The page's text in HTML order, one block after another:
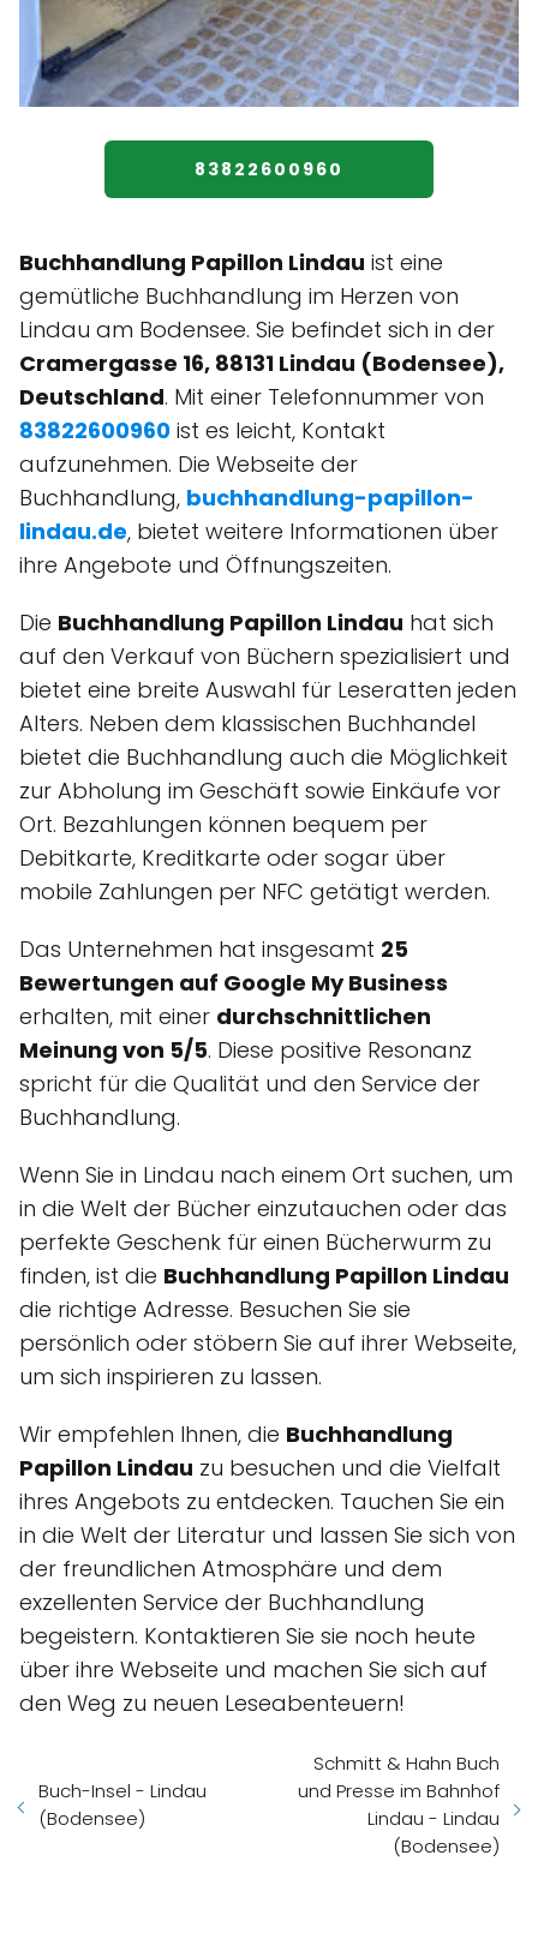
83822600960
Buchhandlung Papillon Lindau ist eine
gemütliche Buchhandlung im Herzen von
Lindau am Bodensee. Sie befindet sich in der
Cramergasse 16, 88131 Lindau (Bodensee),
Deutschland. Mit einer Telefonnummer von
83822600960 ist es leicht, Kontakt
aufzunehmen. Die Webseite der
Buchhandlung, buchhandlung-papillon-
lindau.de, bietet weitere Informationen über
ihre Angebote und Öffnungszeiten.
Die Buchhandlung Papillon Lindau hat sich
auf den Verkauf von Büchern spezialisiert und
bietet eine breite Auswahl für Leseratten jeden
Alters. Neben dem klassischen Buchhandel
bietet die Buchhandlung auch die Möglichkeit
zur Abholung im Geschäft sowie Einkäufe vor
Ort. Bezahlungen können bequem per
Debitkarte, Kreditkarte oder sogar über
mobile Zahlungen per NFC getätigt werden.
Das Unternehmen hat insgesamt 25
Bewertungen auf Google My Business
erhalten, mit einer durchschnittlichen
Meinung von 5/5. Diese positive Resonanz
spricht für die Qualität und den Service der
Buchhandlung.
Wenn Sie in Lindau nach einem Ort suchen, um
in die Welt der Bücher einzutauchen oder das
perfekte Geschenk für einen Bücherwurm zu
finden, ist die Buchhandlung Papillon Lindau
die richtige Adresse. Besuchen Sie sie
persönlich oder stöbern Sie auf ihrer Webseite,
um sich inspirieren zu lassen.
Wir empfehlen Ihnen, die Buchhandlung
Papillon Lindau zu besuchen und die Vielfalt
ihres Angebots zu entdecken. Tauchen Sie ein
in die Welt der Literatur und lassen Sie sich von
der freundlichen Atmosphäre und dem
exzellenten Service der Buchhandlung
begeistern. Kontaktieren Sie sie noch heute
über ihre Webseite und machen Sie sich auf
den Weg zu neuen Leseabenteuern!
Buch-Insel - Lindau
(Bodensee)
Schmitt & Hahn Buch
und Presse im Bahnhof
Lindau - Lindau
(Bodensee)